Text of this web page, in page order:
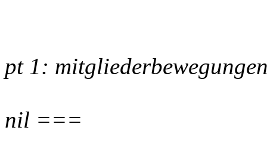
pt 1:
nil ===